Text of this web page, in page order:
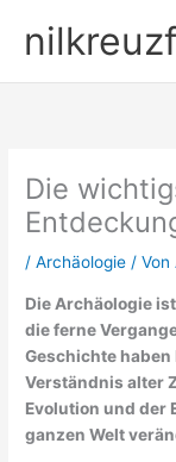
Inhalt
Die
/Archäologie / Von
Die Archäologie
die ferne
Geschichte
Verständnis alter
Evolution und der
ganzen Welt